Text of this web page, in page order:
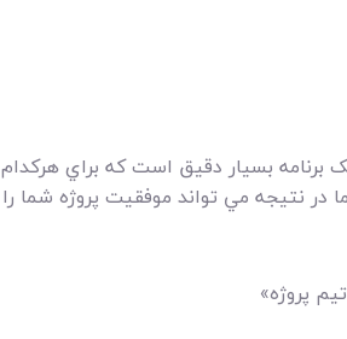
بسيار دقيق است که براي هرکدام
در نتيجه مي تواند موفقيت پروژه شما را